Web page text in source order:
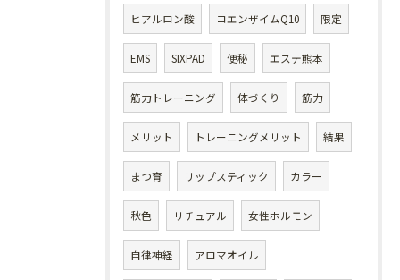
ヒアルロン酸 コエンザイムQ10 限定
EMS SIXPAD 便秘 エステ熊本
筋力トレーニング 体づくり 筋力
メリット トレーニングメリット 結果
まつ育 リップスティック カラー
秋色 リチュアル 女性ホルモン
自律神経 アロマオイル